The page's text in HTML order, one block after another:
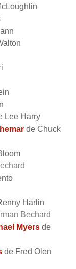
Lee Harry
de Chuck
Harlin
Bechard
Myers de
de Fred Olen